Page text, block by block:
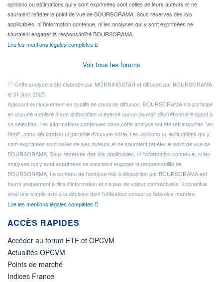
opinions ou estimations qui y sont exprimées sont celles de leurs auteurs et ne
sauraient refléter le point de vue de BOURSORAMA. Sous réserves des lois
applicables, ni l'information contenue, ni les analyses qui y sont exprimées ne
sauraient engager la responsabilité BOURSORAMA.
Lire les mentions légales complètes
Voir tous les forums
(1) Cette analyse a été élaborée par MORNINGSTAR et diffusée par BOURSORAMA
le 31 janv. 2025.
Agissant exclusivement en qualité de canal de diffusion, BOURSORAMA n'a participé
en aucune manière à son élaboration ni exercé aucun pouvoir discrétionnaire quant à
sa sélection. Les informations contenues dans cette analyse ont été retranscrites "en
l'état", sans déclaration ni garantie d'aucune sorte. Les opinions ou estimations qui y
sont exprimées sont celles de ses auteurs et ne sauraient refléter le point de vue de
BOURSORAMA. Sous réserves des lois applicables, ni l'information contenue, ni les
analyses qui y sont exprimées ne sauraient engager la responsabilité de
BOURSORAMA. Le contenu de l'analyse mis à disposition par BOURSORAMA est
fourni uniquement à titre d'information et n'a pas de valeur contractuelle. Il constitue
ainsi une simple aide à la décision dont l'utilisateur conserve l'absolue maîtrise.
Lire les mentions légales complètes
ACCÈS RAPIDES
Accéder au forum ETF et OPCVM
Actualités OPCVM
Points de marché
Indices France